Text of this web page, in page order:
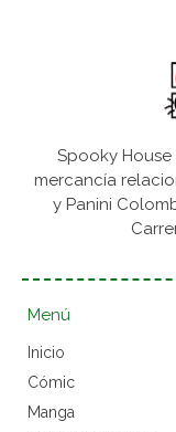
Spooky
mercancía
y Panini
Menú
Inicio
Cómic
Manga